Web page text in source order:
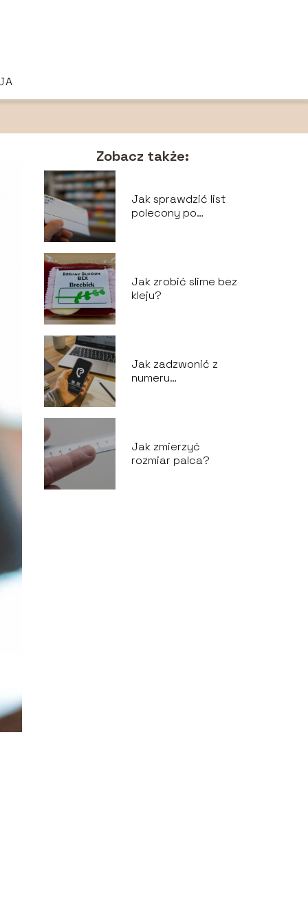
Zobacz także:
Jak sprawdzić list
polecony po
Jak zrobić slime bez
kleju?
Jak zadzwonić z
numeru
Jak zmierzyć
rozmiar palca?